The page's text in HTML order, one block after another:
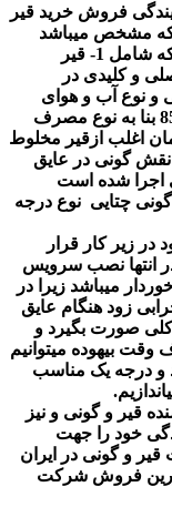
فروش خرید قیر
که مشخص میباشد
جهت انجام قیر گونی نیاز به دو کالای اصلی که شامل 1- قیر
اصلی و کلیدی در
و نوع آب و هوای
منطقه متغییر بوده و از قیر 60.70 و قیر 85.25 بنا به نوع مصرف
اغلب ازقیر مخلوط
میگردد، نقش گونی در عایق
اجرا شده است
گونی چتایی نوع درجه
در زیر کار قرار
انتها نصب سرویس
میباشد زیرا در
زود هنگام عایق
صورت بگیرد و
بیهوده میتوانیم
و درجه یک مناسب
قیر و گونی و نیز
خود را جهت
و گونی در ایران
فروش شرکت